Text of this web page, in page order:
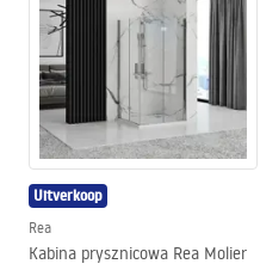
Uitverkoop
Rea
Kabina prysznicowa Rea Molier